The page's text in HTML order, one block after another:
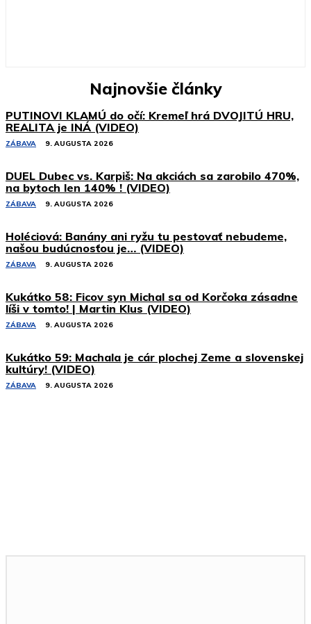
Najnovšie články
PUTINOVI KLAMÚ do očí: Kremeľ hrá DVOJITÚ HRU,
REALITA je INÁ (VIDEO)
ZÁBAVA 9. AUGUSTA 2026
DUEL Dubec vs. Karpiš: Na akciách sa zarobilo 470%,
na bytoch len 140% ! (VIDEO)
ZÁBAVA 9. AUGUSTA 2026
Holéciová: Banány ani ryžu tu pestovať nebudeme,
našou budúcnosťou je… (VIDEO)
ZÁBAVA 9. AUGUSTA 2026
Kukátko 58: Ficov syn Michal sa od Korčoka zásadne
líši v tomto! | Martin Klus (VIDEO)
ZÁBAVA 9. AUGUSTA 2026
Kukátko 59: Machala je cár plochej Zeme a slovenskej
kultúry! (VIDEO)
ZÁBAVA 9. AUGUSTA 2026